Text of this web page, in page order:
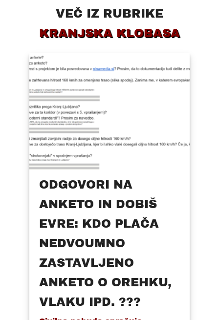
VEČ IZ RUBRIKE
KRANJSKA KLOBASA
ODGOVORI NA
ANKETO IN DOBIŠ
EVRE: KDO PLAČA
NEDVOUMNO
ZASTAVLJENO
ANKETO O OREHKU,
VLAKU IPD. ???